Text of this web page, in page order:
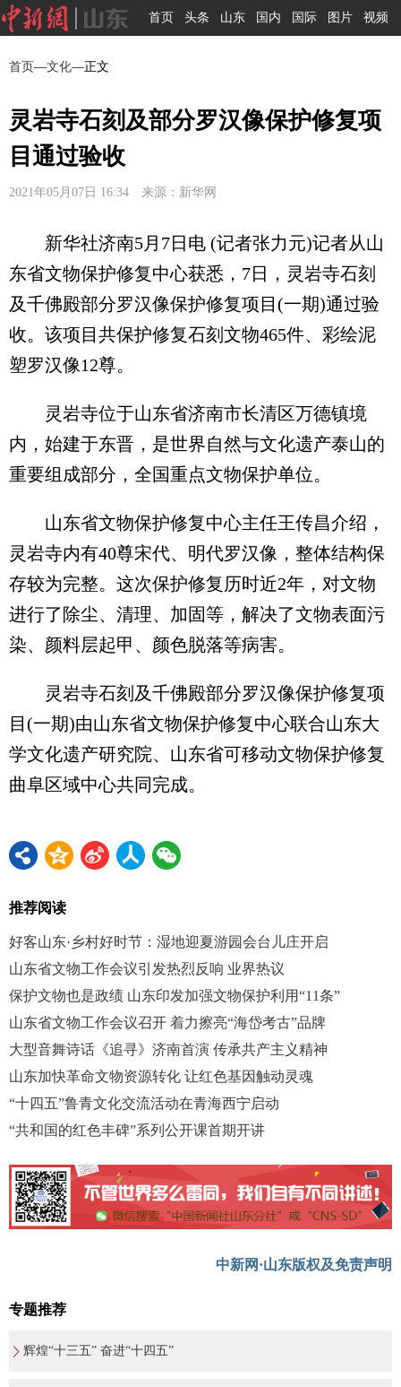
首页 头条 山东 国内 国际 图片 视频
首页—文化—正文
灵岩寺石刻及部分罗汉像保护修复项
目通过验收
2021年05月07日 16:34 来源：新华网
新华社济南5月7日电 (记者张力元)记者从山
东省文物保护修复中心获悉，7日，灵岩寺石刻
及千佛殿部分罗汉像保护修复项目(一期)通过验
收。该项目共保护修复石刻文物465件、彩绘泥
塑罗汉像12尊。
灵岩寺位于山东省济南市长清区万德镇境
内，始建于东晋，是世界自然与文化遗产泰山的
重要组成部分，全国重点文物保护单位。
山东省文物保护修复中心主任王传昌介绍，
灵岩寺内有40尊宋代、明代罗汉像，整体结构保
存较为完整。这次保护修复历时近2年，对文物
进行了除尘、清理、加固等，解决了文物表面污
染、颜料层起甲、颜色脱落等病害。
灵岩寺石刻及千佛殿部分罗汉像保护修复项
目(一期)由山东省文物保护修复中心联合山东大
学文化遗产研究院、山东省可移动文物保护修复
曲阜区域中心共同完成。
推荐阅读
好客山东·乡村好时节：湿地迎夏游园会台儿庄开启
山东省文物工作会议引发热烈反响 业界热议
保护文物也是政绩 山东印发加强文物保护利用“11条”
山东省文物工作会议召开 着力擦亮“海岱考古”品牌
大型音舞诗话《追寻》济南首演 传承共产主义精神
山东加快革命文物资源转化 让红色基因触动灵魂
“十四五”鲁青文化交流活动在青海西宁启动
“共和国的红色丰碑”系列公开课首期开讲
中新网·山东版权及免责声明
专题推荐
辉煌“十三五” 奋进“十四五”